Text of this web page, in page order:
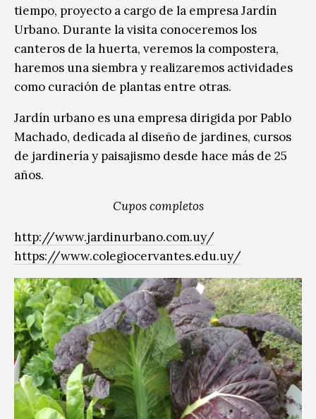
tiempo, proyecto a cargo de la empresa Jardín
Urbano. Durante la visita conoceremos los
canteros de la huerta, veremos la compostera,
haremos una siembra y realizaremos actividades
como curación de plantas entre otras.
Jardín urbano es una empresa dirigida por Pablo
Machado, dedicada al diseño de jardines, cursos
de jardinería y paisajismo desde hace más de 25
años.
Cupos completos
http://www.jardinurbano.com.uy/
https://www.colegiocervantes.edu.uy/